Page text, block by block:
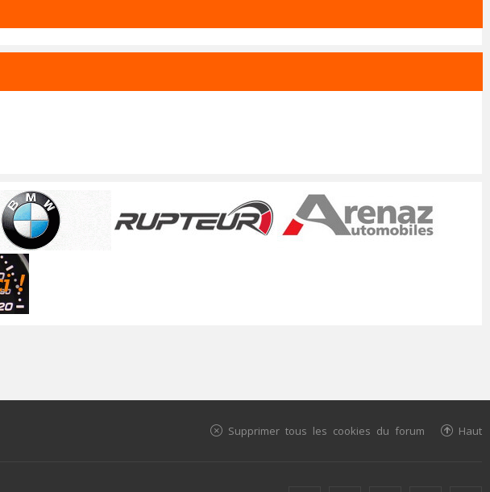
Haut
Supprimer tous les cookies du forum